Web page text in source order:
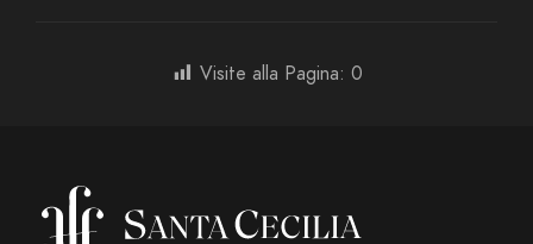
Visite alla Pagina: 0